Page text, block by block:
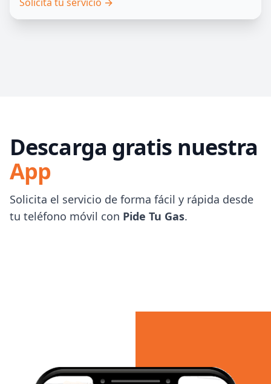
Descarga gratis nuestra
App
Solicita el servicio de forma fácil y rápida desde
tu teléfono móvil con Pide Tu Gas.